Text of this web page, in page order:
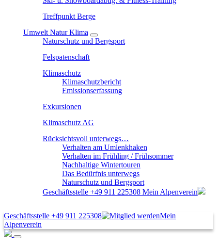
Treffpunkt Berge
Umwelt Natur Klima
Naturschutz und Bergsport
Felspatenschaft
Klimaschutz
Klimaschutzbericht
Emissionserfassung
Exkursionen
Klimaschutz AG
Rücksichtsvoll unterwegs…
Verhalten am Umlenkhaken
Verhalten im Frühling / Frühsommer
Nachhaltige Wintertouren
Das Bedürfnis unterwegs
Naturschutz und Bergsport
Geschäftsstelle +49 911 225308 Mein Alpenverein
Geschäftsstelle +49 911 225308
Mein
Alpenverein